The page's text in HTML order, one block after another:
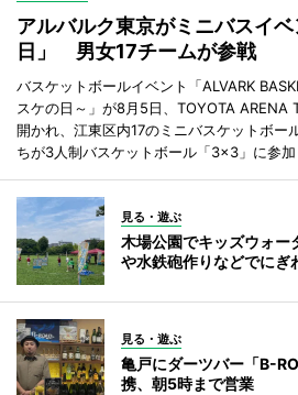
アルバルク東京がミニバスイ
日」 男女17チームが参戦
バスケットボールイベント「ALVARK
スケの日～」が8月5日、TOYOTA ARENA
開かれ、江東区内17のミニバスケットボー
ちが3人制バスケットボール「3×3」に参加
見る・遊ぶ
木場公園でキッズウォ
や水鉄砲作りなどでにぎ
見る・遊ぶ
亀戸にダーツバー「B-
携、朝5時まで営業